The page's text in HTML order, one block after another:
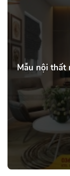
Mẫu nội thất